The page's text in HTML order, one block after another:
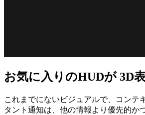
お気に入りのHUDが 3D表
これまでにないビジュアルで、コンテ
タント通知は、他の情報より優先的か